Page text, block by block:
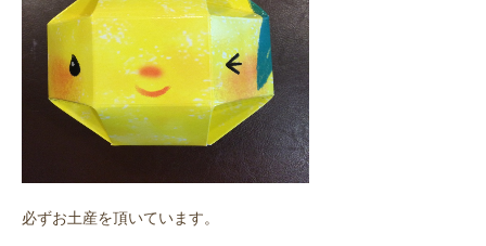
必ずお土産を頂いています。